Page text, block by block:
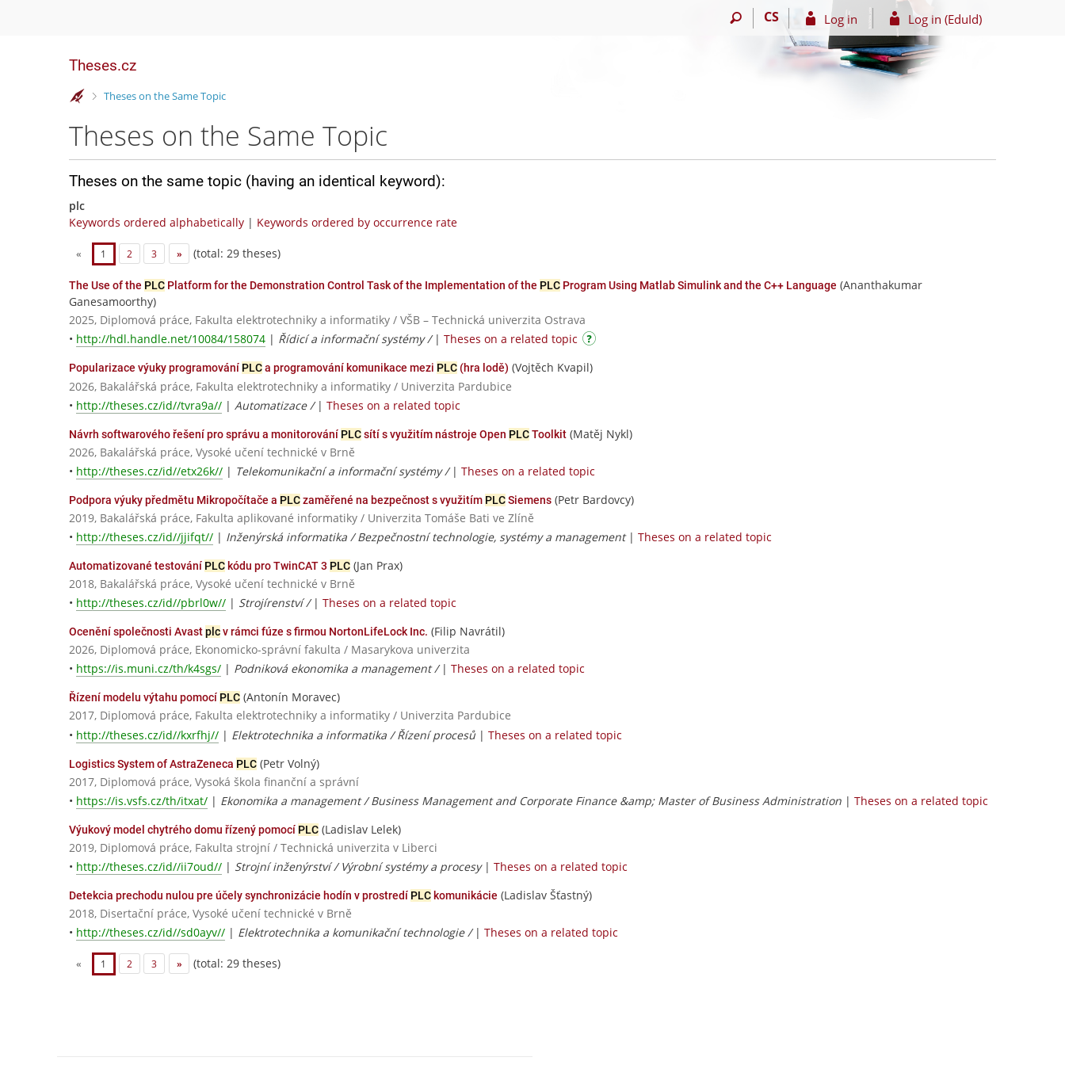
CS Log in Log in (EduId)
Theses.cz
>
Theses on the Same Topic
Theses on the Same Topic
Theses on the same topic (having an identical keyword):
plc
Keywords ordered alphabetically | Keywords ordered by occurrence rate
« 1 2 3 » (total: 29 theses)
The Use of the PLC Platform for the Demonstration Control Task of the Implementation of the PLC Program Using Matlab Simulink and the C++ Language (Ananthakumar
Ganesamoorthy)
2025, Diplomová práce, Fakulta elektrotechniky a informatiky / VŠB – Technická univerzita Ostrava
• http://hdl.handle.net/10084/158074 | Řídicí a informační systémy / | Theses on a related topic
Popularizace výuky programování PLCa programování komunikace mezi PLC (hra lodě) (Vojtěch Kvapil)
2026, Bakalářská práce, Fakulta elektrotechniky a informatiky / Univerzita Pardubice
• http://theses.cz/id//tvra9a// | Automatizace / | Theses on a related topic
Návrh softwarového řešení pro správu a monitorování PLCsítí s využitím nástroje Open PLCToolkit (Matěj Nykl)
2026, Bakalářská práce, Vysoké učení technické v Brně
• http://theses.cz/id//etx26k// | Telekomunikační a informační systémy / | Theses on a related topic
Podpora výuky předmětu Mikropočítače a PLCzaměřené na bezpečnost s využitím PLCSiemens (Petr Bardovcy)
2019, Bakalářská práce, Fakulta aplikované informatiky / Univerzita Tomáše Bati ve Zlíně
• http://theses.cz/id//jjifqt// | Inženýrská informatika / Bezpečnostní technologie, systémy a management| Theses on a related topic
Automatizované testování PLC kódu pro TwinCAT 3 PLC (Jan Prax)
2018, Bakalářská práce, Vysoké učení technické v Brně
• http://theses.cz/id//pbrl0w// | Strojírenství / | Theses on a related topic
Ocenění společnosti Avastplcv rámci fúze s firmou NortonLifeLock Inc. (Filip Navrátil)
2026, Diplomová práce, Ekonomicko-správní fakulta / Masarykova univerzita
• https://is.muni.cz/th/k4sgs/ | Podniková ekonomika a management / | Theses on a related topic
Řízení modelu výtahu pomocí PLC (Antonín Moravec)
2017, Diplomová práce, Fakulta elektrotechniky a informatiky / Univerzita Pardubice
• http://theses.cz/id//kxrfhj// | Elektrotechnika a informatika / Řízení procesů | Theses on a related topic
Logistics System of AstraZeneca PLC (Petr Volný)
2017, Diplomová práce, Vysoká škola finanční a správní
• https://is.vsfs.cz/th/itxat/ | Ekonomika a management / Business Management and Corporate Finance &amp; Master of Business Administration | Theses on a related topic
Výukový model chytrého domu řízený pomocí PLC (Ladislav Lelek)
2019, Diplomová práce, Fakulta strojní / Technická univerzita v Liberci
• http://theses.cz/id//ii7oud// | Strojní inženýrství / Výrobní systémy a procesy| Theses on a related topic
Detekcia prechodu nulou pre účely synchronizácie hodín v prostredí PLC komunikácie (Ladislav Šťastný)
2018, Disertační práce, Vysoké učení technické v Brně
• http://theses.cz/id//sd0ayv// | Elektrotechnika a komunikační technologie / | Theses on a related topic
« 1 2 3 » (total: 29 theses)